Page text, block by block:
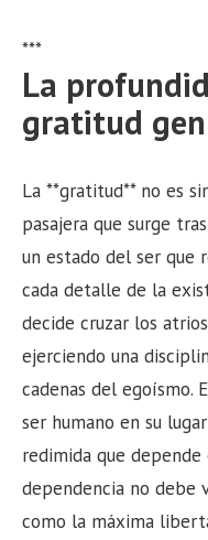
***
La
gratitud
La **gratitud** no es
pasajera que surge
un estado del ser que
cada detalle de la
decide cruzar los
ejerciendo una
cadenas del egoísmo.
ser humano en su
redimida que
dependencia no debe
como la máxima